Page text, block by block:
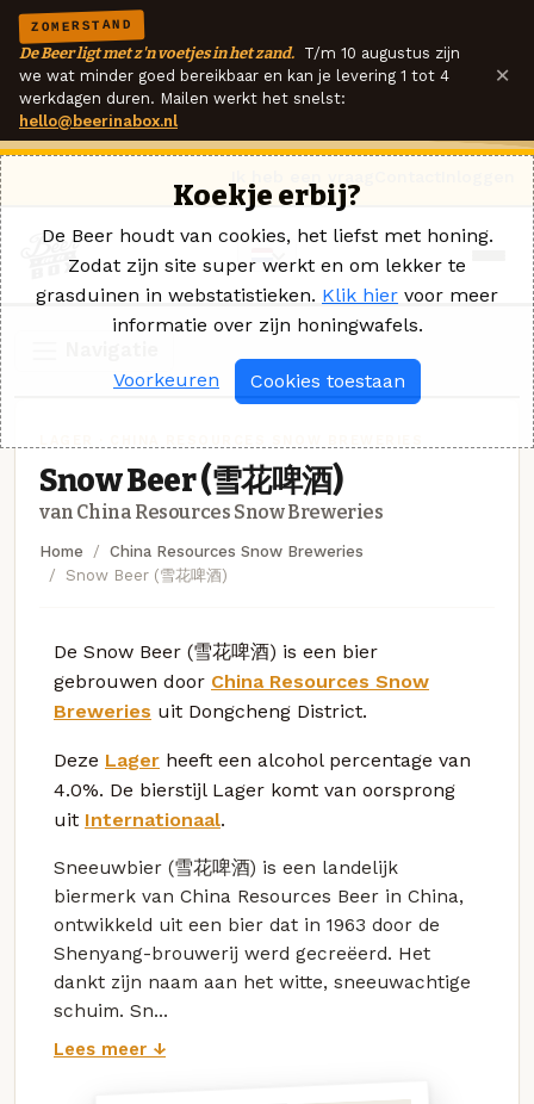
ZOMERSTAND
De Beer ligt met z'n voetjes in het zand. T/m 10 augustus zijn
we wat minder goed bereikbaar en kan je levering 1 tot 4
werkdagen duren. Mailen werkt het snelst:
hello@beerinabox.nl
×
Snow Beer (雪花啤酒)
van China Resources Snow Breweries
Home
China Resources Snow Breweries
Snow Beer (雪花啤酒)
De Snow Beer (雪花啤酒) is een bier
gebrouwen door China Resources Snow
Breweries uit Dongcheng District.
Deze Lager heeft een alcohol percentage van
4.0%. De bierstijl Lager komt van oorsprong
uit Internationaal.
Sneeuwbier (雪花啤酒) is een landelijk
biermerk van China Resources Beer in China,
ontwikkeld uit een bier dat in 1963 door de
Shenyang-brouwerij werd gecreëerd. Het
dankt zijn naam aan het witte, sneeuwachtige
schuim. Sn...
Lees meer ↓
Koekje erbij?
De Beer houdt van cookies, het liefst met honing.
Zodat zijn site super werkt en om lekker te
grasduinen in webstatistieken. Klik hier voor meer
informatie over zijn honingwafels.
Voorkeuren Cookies toestaan